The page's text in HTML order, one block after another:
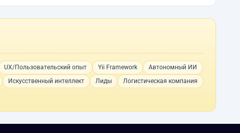
UX/Пользовательский опыт Yii Framework
Автономный ИИ
Искусственный интеллект Лиды
Логистическая компания